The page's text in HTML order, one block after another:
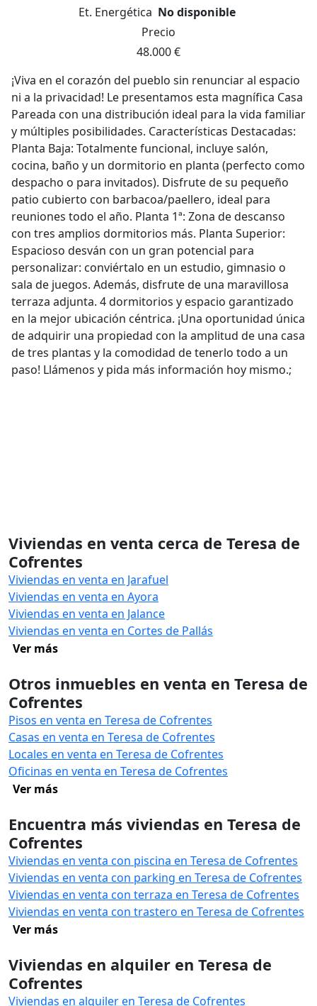
Et. Energética No disponible
Precio
48.000 €
¡Viva en el corazón del pueblo sin renunciar al espacio
ni a la privacidad! Le presentamos esta magnífica Casa
Pareada con una distribución ideal para la vida familiar
y múltiples posibilidades. Características Destacadas:
Planta Baja: Totalmente funcional, incluye salón,
cocina, baño y un dormitorio en planta (perfecto como
despacho o para invitados). Disfrute de su pequeño
patio cubierto con barbacoa/paellero, ideal para
reuniones todo el año. Planta 1ª: Zona de descanso
con tres amplios dormitorios más. Planta Superior:
Espacioso desván con un gran potencial para
personalizar: conviértalo en un estudio, gimnasio o
sala de juegos. Además, disfrute de una maravillosa
terraza adjunta. 4 dormitorios y espacio garantizado
en la mejor ubicación céntrica. ¡Una oportunidad única
de adquirir una propiedad con la amplitud de una casa
de tres plantas y la comodidad de tenerlo todo a un
paso! Llámenos y pida más información hoy mismo.;
Viviendas en venta cerca de Teresa de
Cofrentes
Viviendas en venta en Jarafuel
Viviendas en venta en Ayora
Viviendas en venta en Jalance
Viviendas en venta en Cortes de Pallás
Ver más
Otros inmuebles en venta en Teresa de
Cofrentes
Pisos en venta en Teresa de Cofrentes
Casas en venta en Teresa de Cofrentes
Locales en venta en Teresa de Cofrentes
Oficinas en venta en Teresa de Cofrentes
Ver más
Encuentra más viviendas en Teresa de
Cofrentes
Viviendas en venta con piscina en Teresa de Cofrentes
Viviendas en venta con parking en Teresa de Cofrentes
Viviendas en venta con terraza en Teresa de Cofrentes
Viviendas en venta con trastero en Teresa de Cofrentes
Ver más
Viviendas en alquiler en Teresa de
Cofrentes
Viviendas en alquiler en Teresa de Cofrentes